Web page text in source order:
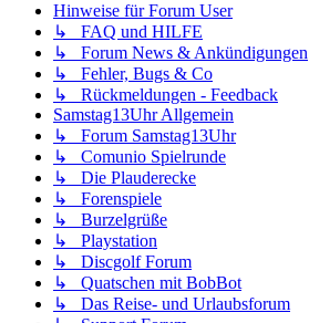
Hinweise für Forum User
↳ FAQ und HILFE
↳ Forum News & Ankündigungen
↳ Fehler, Bugs & Co
↳ Rückmeldungen - Feedback
Samstag13Uhr Allgemein
↳ Forum Samstag13Uhr
↳ Comunio Spielrunde
↳ Die Plauderecke
↳ Forenspiele
↳ Burzelgrüße
↳ Playstation
↳ Discgolf Forum
↳ Quatschen mit BobBot
↳ Das Reise- und Urlaubsforum